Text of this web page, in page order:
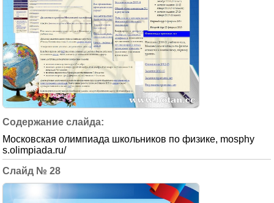
Московская олимпиада школьников по физике, mosphy
s.olimpiada.ru/
28